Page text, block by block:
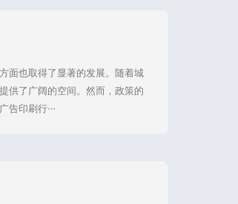
面也取得了显著的发展。随着城
供了广阔的空间。然而，政策的
印刷行···